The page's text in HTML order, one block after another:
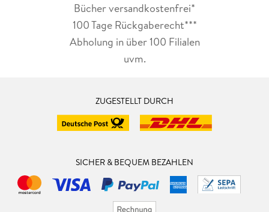
Bücher versandkostenfrei*
100 Tage Rückgaberecht***
Abholung in über 100 Filialen
uvm.
ZUGESTELLT DURCH
SICHER & BEQUEM BEZAHLEN